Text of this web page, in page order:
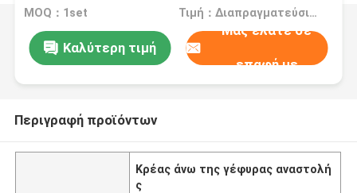
MOQ：1set Τιμή：Διαπραγματεύσιμα
Καλύτερη τιμή
Μας ελάτε σε
επαφή με
Περιγραφή προϊόντων
Κρέας άνω της γέφυρας αναστολή
ς